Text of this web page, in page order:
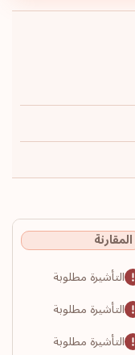
المقارنة
التأشيرة مطلوبة
التأشيرة مطلوبة
التأشيرة مطلوبة